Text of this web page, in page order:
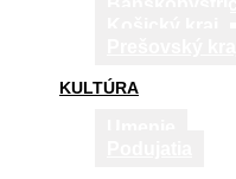
KULTÚRA